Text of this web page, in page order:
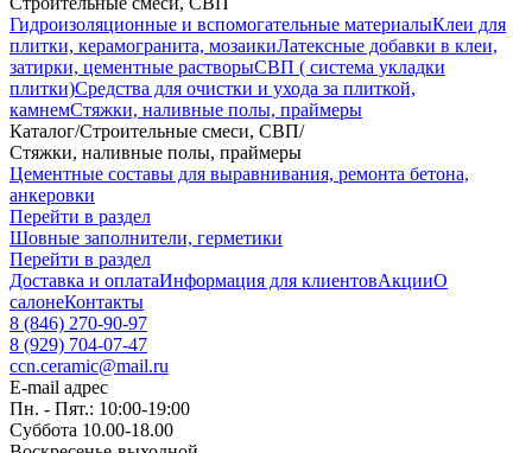
Гидроизоляционные и вспомогательные материалыКлеи для
плитки, керамогранита, мозаикиЛатексные добавки в клеи,
затирки, цементные растворыСВП ( система укладки
плитки)Средства для очистки и ухода за плиткой,
камнемСтяжки, наливные полы, праймеры
Каталог/Строительные смеси, СВП/
Стяжки, наливные полы, праймеры
Цементные составы для выравнивания, ремонта бетона,
анкеровки
Перейти в раздел
Шовные заполнители, герметики
Перейти в раздел
Доставка и оплатаИнформация для клиентовАкцииО
салонеКонтакты
8 (846) 270-90-97
8 (929) 704-07-47
ccn.ceramic@mail.ru
E-mail адрес
Пн. - Пят.: 10:00-19:00
Суббота 10.00-18.00